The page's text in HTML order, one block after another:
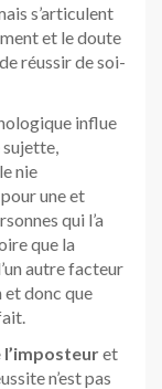
s’articulent
et le doute
réussir de soi-
influe
nie
une et
qui l’a
que la
autre facteur
et donc que
et
n’est pas